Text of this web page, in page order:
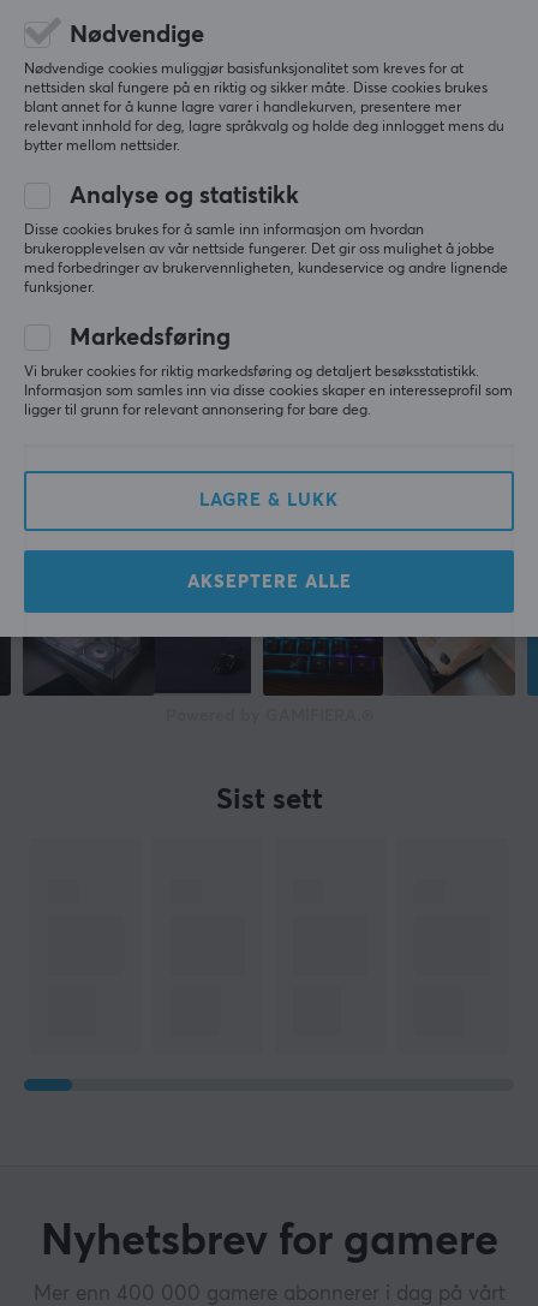
EGENSKAPER
Farge
Rød, Svart
Blå lysreduksjon
65%
0.0
Basert på 0 vurderinger
3
1
0%
SKRIV ANMELDELSE
Mer fra vårt fellesskap
Sist sett
Nyhetsbrev for gamere
Mer enn 400 000 gamere abonnerer i dag på vårt
Nødvendige
Nødvendige cookies muliggjør basisfunksjonalitet som kreves for at
nettsiden skal fungere på en riktig og sikker måte. Disse cookies brukes
blant annet for å kunne lagre varer i handlekurven, presentere mer
relevant innhold for deg, lagre språkvalg og holde deg innlogget mens du
bytter mellom nettsider.
Analyse og statistikk
Disse cookies brukes for å samle inn informasjon om hvordan
brukeropplevelsen av vår nettside fungerer. Det gir oss mulighet å jobbe
med forbedringer av brukervennligheten, kundeservice og andre lignende
funksjoner.
Markedsføring
Vi bruker cookies for riktig markedsføring og detaljert besøksstatistikk.
Informasjon som samles inn via disse cookies skaper en interesseprofil som
ligger til grunn for relevant annonsering for bare deg.
LAGRE & LUKK
AKSEPTERE ALLE